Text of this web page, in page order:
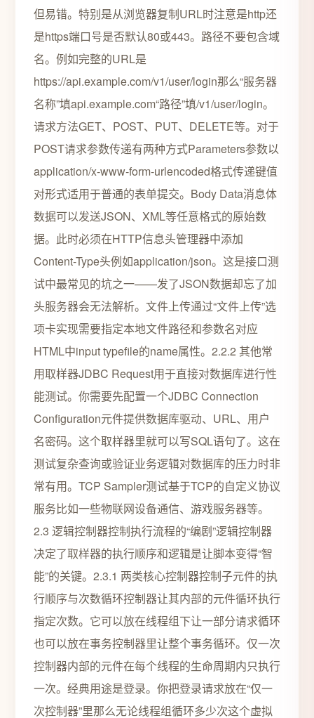
但易错。特别是从浏览器复制URL时注意是http还
是https端口号是否默认80或443。路径不要包含域
名。例如完整的URL是
https://api.example.com/v1/user/login那么“服务器
名称”填api.example.com“路径”填/v1/user/login。
请求方法GET、POST、PUT、DELETE等。对于
POST请求参数传递有两种方式Parameters参数以
application/x-www-form-urlencoded格式传递键值
对形式适用于普通的表单提交。Body Data消息体
数据可以发送JSON、XML等任意格式的原始数
据。此时必须在HTTP信息头管理器中添加
Content-Type头例如application/json。这是接口测
试中最常见的坑之一——发了JSON数据却忘了加
头服务器会无法解析。文件上传通过“文件上传”选
项卡实现需要指定本地文件路径和参数名对应
HTML中input typefile的name属性。2.2.2 其他常
用取样器JDBC Request用于直接对数据库进行性
能测试。你需要先配置一个JDBC Connection
Configuration元件提供数据库驱动、URL、用户
名密码。这个取样器里就可以写SQL语句了。这在
测试复杂查询或验证业务逻辑对数据库的压力时非
常有用。TCP Sampler测试基于TCP的自定义协议
服务比如一些物联网设备通信、游戏服务器等。
2.3 逻辑控制器控制执行流程的“编剧”逻辑控制器
决定了取样器的执行顺序和逻辑是让脚本变得“智
能”的关键。2.3.1 两类核心控制器控制子元件的执
行顺序与次数循环控制器让其内部的元件循环执行
指定次数。它可以放在线程组下让一部分请求循环
也可以放在事务控制器里让整个事务循环。仅一次
控制器内部的元件在每个线程的生命周期内只执行
一次。经典用途是登录。你把登录请求放在“仅一
次控制器”里那么无论线程组循环多少次这个虚拟